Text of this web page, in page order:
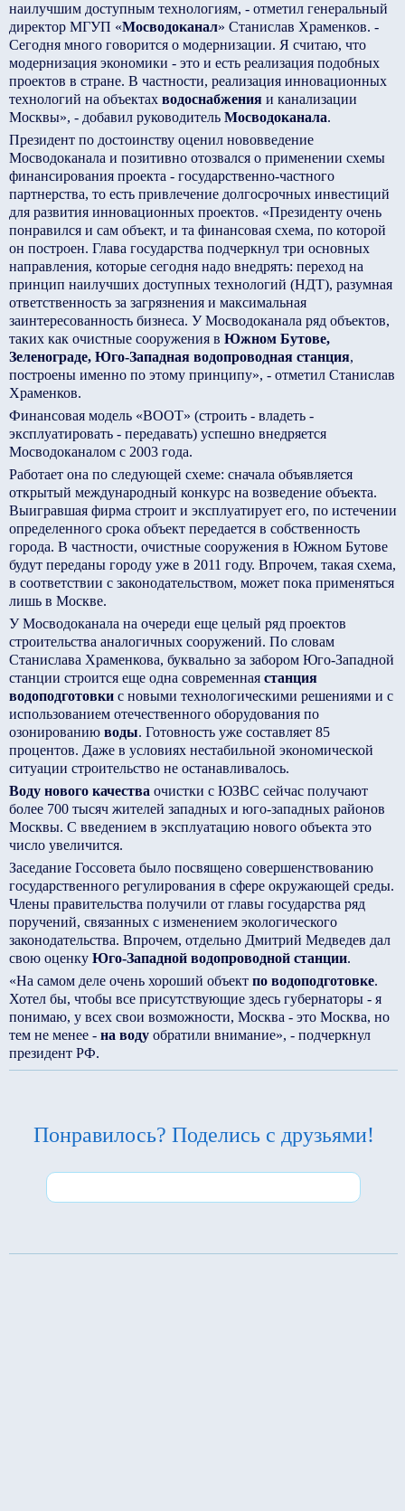
наилучшим доступным технологиям, - отметил генеральный
директор МГУП «Мосводоканал» Станислав Храменков. -
Сегодня много говорится о модернизации. Я считаю, что
модернизация экономики - это и есть реализация подобных
проектов в стране. В частности, реализация инновационных
технологий на объектах водоснабжения и канализации
Москвы», - добавил руководитель Мосводоканала.
Президент по достоинству оценил нововведение
Мосводоканала и позитивно отозвался о применении схемы
финансирования проекта - государственно-частного
партнерства, то есть привлечение долгосрочных инвестиций
для развития инновационных проектов. «Президенту очень
понравился и сам объект, и та финансовая схема, по которой
он построен. Глава государства подчеркнул три основных
направления, которые сегодня надо внедрять: переход на
принцип наилучших доступных технологий (НДТ), разумная
ответственность за загрязнения и максимальная
заинтересованность бизнеса. У Мосводоканала ряд объектов,
таких как очистные сооружения в Южном Бутове,
Зеленограде, Юго-Западная водопроводная станция,
построены именно по этому принципу», - отметил Станислав
Храменков.
Финансовая модель «ВООТ» (строить - владеть -
эксплуатировать - передавать) успешно внедряется
Мосводоканалом с 2003 года.
Работает она по следующей схеме: сначала объявляется
открытый международный конкурс на возведение объекта.
Выигравшая фирма строит и эксплуатирует его, по истечении
определенного срока объект передается в собственность
города. В частности, очистные сооружения в Южном Бутове
будут переданы городу уже в 2011 году. Впрочем, такая схема,
в соответствии с законодательством, может пока применяться
лишь в Москве.
У Мосводоканала на очереди еще целый ряд проектов
строительства аналогичных сооружений. По словам
Станислава Храменкова, буквально за забором Юго-Западной
станции строится еще одна современная станция
водоподготовки с новыми технологическими решениями и с
использованием отечественного оборудования по
озонированию воды. Готовность уже составляет 85
процентов. Даже в условиях нестабильной экономической
ситуации строительство не останавливалось.
Воду нового качества очистки с ЮЗВС сейчас получают
более 700 тысяч жителей западных и юго-западных районов
Москвы. С введением в эксплуатацию нового объекта это
число увеличится.
Заседание Госсовета было посвящено совершенствованию
государственного регулирования в сфере окружающей среды.
Члены правительства получили от главы государства ряд
поручений, связанных с изменением экологического
законодательства. Впрочем, отдельно Дмитрий Медведев дал
свою оценку Юго-Западной водопроводной станции.
«На самом деле очень хороший объект по водоподготовке.
Хотел бы, чтобы все присутствующие здесь губернаторы - я
понимаю, у всех свои возможности, Москва - это Москва, но
тем не менее - на воду обратили внимание», - подчеркнул
президент РФ.
Понравилось? Поделись с друзьями!